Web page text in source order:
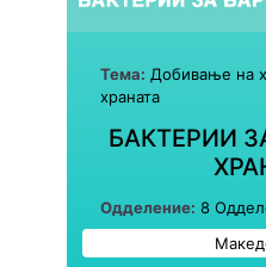
Тема: Добивање на
храната
БАКТЕРИИ
Одделение: 8